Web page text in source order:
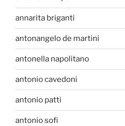
annarita briganti
antonangelo de martini
antonella napolitano
antonio cavedoni
antonio patti
antonio sofi